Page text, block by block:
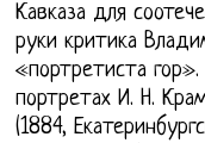
Кавказа для
руки критика
«портретиста
портретах И. Н.
(1884,